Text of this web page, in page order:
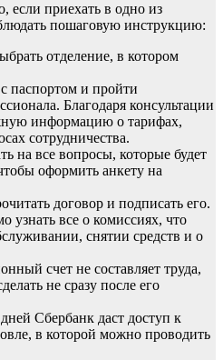
если приехать в одно из
пошаговую инструкцию:
отделение, в котором
паспортом и пройти
Благодаря консультации
информацию о тарифах,
сотрудничества.
на все вопросы, которые будет
оформить анкету на
договор и подписать его.
узнать все о комиссиях, что
снятии средств и о
счет не составляет труда,
не сразу после его
Сбербанк даст доступ к
в которой можно проводить